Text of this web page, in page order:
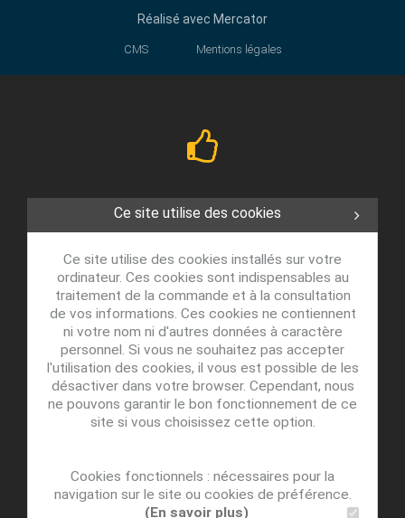
Réalisé avec Mercator
CMS Mentions légales
Ce site utilise des cookies
Ce site utilise des cookies installés sur votre
ordinateur. Ces cookies sont indispensables au
traitement de la commande et à la consultation
de vos informations. Ces cookies ne contiennent
ni votre nom ni d'autres données à caractère
personnel. Si vous ne souhaitez pas accepter
l'utilisation des cookies, il vous est possible de les
désactiver dans votre browser. Cependant, nous
ne pouvons garantir le bon fonctionnement de ce
site si vous choisissez cette option.
Cookies fonctionnels : nécessaires pour la
navigation sur le site ou cookies de préférence.
(En savoir plus)